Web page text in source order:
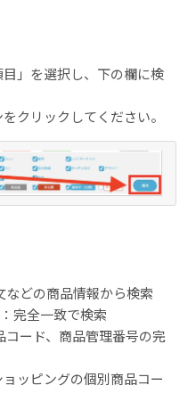
」を選択し、下の欄に検
クリックしてください。
どの商品情報から検索
完全一致で検索
ード、商品管理番号の完
ッピングの個別商品コー